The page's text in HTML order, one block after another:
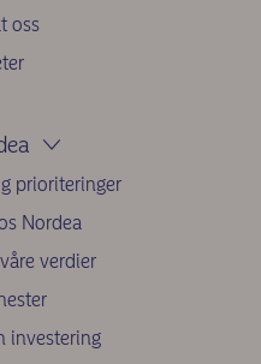
oss
prioriteringer
Nordea
verdier
investering